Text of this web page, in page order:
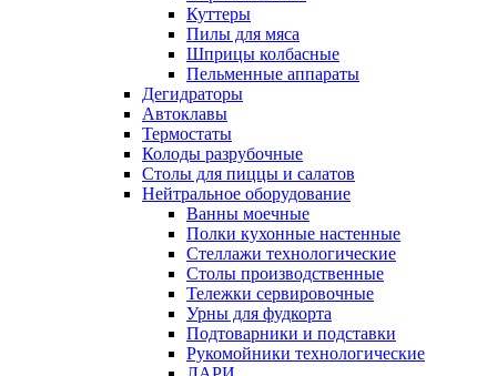
Куттеры
Пилы для мяса
Шприцы колбасные
Пельменные аппараты
Дегидраторы
Автоклавы
Термостаты
Колоды разрубочные
Столы для пиццы и салатов
Нейтральное оборудование
Ванны моечные
Полки кухонные настенные
Стеллажи технологические
Столы производственные
Тележки сервировочные
Урны для фудкорта
Подтоварники и подставки
Рукомойники технологические